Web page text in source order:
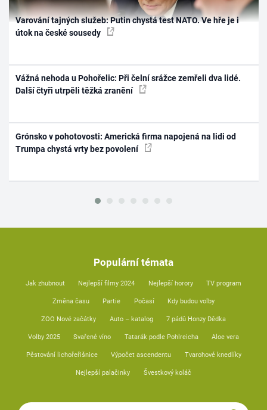
Varování tajných služeb: Putin chystá test NATO. Ve hře je i
útok na české sousedy
Vážná nehoda u Pohořelic: Při čelní srážce zemřeli dva lidé.
Další čtyři utrpěli těžká zranění
Grónsko v pohotovosti: Americká firma napojená na lidi od
Trumpa chystá vrty bez povolení
Populární témata
Jak zhubnout Nejlepší filmy 2024 Nejlepší horory TV program
Změna času Partie Počasí Kdy budou volby
ZOO Nové začátky Auto – katalog 7 pádů Honzy Dědka
Volby 2025 Svařené víno Tatarák podle Pohlreicha Aloe vera
Pěstování lichořeřišnice Výpočet ascendentu Tvarohové knedlíky
Nejlepší palačinky Švestkový koláč